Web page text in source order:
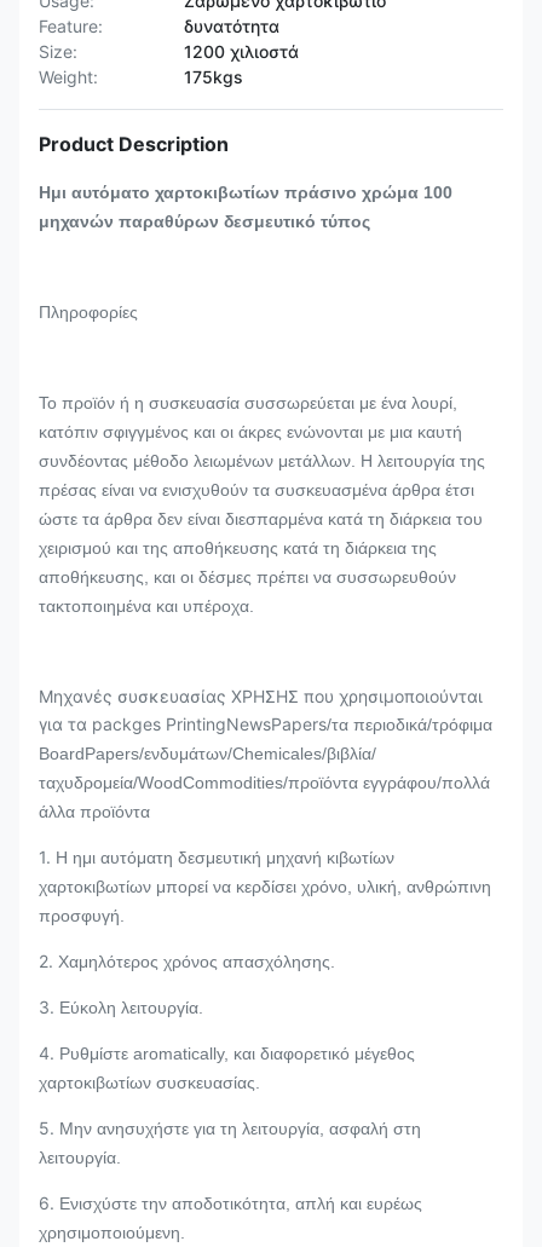
Feature:
δυνατότητα
Size:
1200 χιλιοστά
Weight:
175kgs
Product Description
Ημι αυτόματο χαρτοκιβωτίων πράσινο χρώμα 100
μηχανών παραθύρων δεσμευτικό τύπος
Πληροφορίες
Το προϊόν ή η συσκευασία συσσωρεύεται με ένα λουρί,
κατόπιν σφιγγμένος και οι άκρες ενώνονται με μια καυτή
συνδέοντας μέθοδο λειωμένων μετάλλων. Η λειτουργία της
πρέσας είναι να ενισχυθούν τα συσκευασμένα άρθρα έτσι
ώστε τα άρθρα δεν είναι διεσπαρμένα κατά τη διάρκεια του
χειρισμού και της αποθήκευσης κατά τη διάρκεια της
αποθήκευσης, και οι δέσμες πρέπει να συσσωρευθούν
τακτοποιημένα και υπέροχα.
Μηχανές συσκευασίας ΧΡΗΣΗΣ που χρησιμοποιούνται
για τα packges PrintingNewsPapers/τα περιοδικά/τρόφιμα
BoardPapers/ενδυμάτων/Chemicales/βιβλία/
ταχυδρομεία/WoodCommodities/προϊόντα εγγράφου/πολλά
άλλα προϊόντα
1. Η ημι αυτόματη δεσμευτική μηχανή κιβωτίων
χαρτοκιβωτίων μπορεί να κερδίσει χρόνο, υλική, ανθρώπινη
προσφυγή.
2. Χαμηλότερος χρόνος απασχόλησης.
3. Εύκολη λειτουργία.
4. Ρυθμίστε aromatically, και διαφορετικό μέγεθος
χαρτοκιβωτίων συσκευασίας.
5. Μην ανησυχήστε για τη λειτουργία, ασφαλή στη
λειτουργία.
6. Ενισχύστε την αποδοτικότητα, απλή και ευρέως
χρησιμοποιούμενη.